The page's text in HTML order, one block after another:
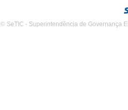
© SeTIC - Superintendência de Governança